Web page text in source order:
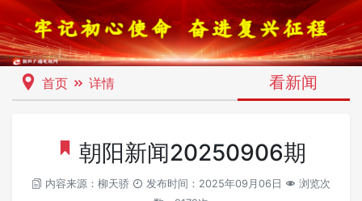
首页 详情 看新闻
朝阳新闻20250906期
内容来源：柳天骄 发布时间：2025年09月06日
浏览次